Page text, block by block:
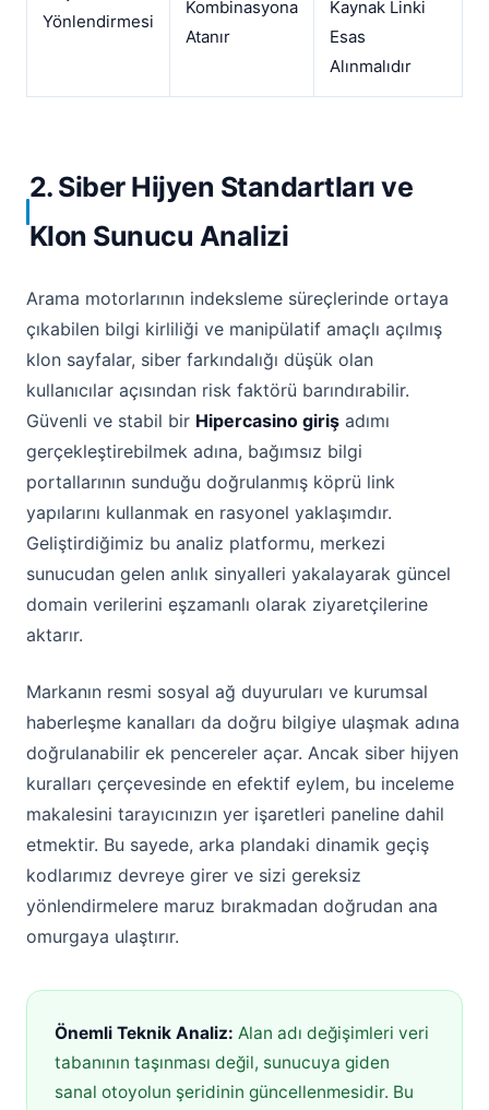
Yönlendirmesi
Kombinasyona
Atanır
Kaynak Linki
Esas
Alınmalıdır
2. Siber Hijyen Standartları ve
Klon Sunucu Analizi
Arama motorlarının indeksleme süreçlerinde ortaya
çıkabilen bilgi kirliliği ve manipülatif amaçlı açılmış
klon sayfalar, siber farkındalığı düşük olan
kullanıcılar açısından risk faktörü barındırabilir.
Güvenli ve stabil bir Hipercasino giriş adımı
gerçekleştirebilmek adına, bağımsız bilgi
portallarının sunduğu doğrulanmış köprü link
yapılarını kullanmak en rasyonel yaklaşımdır.
Geliştirdiğimiz bu analiz platformu, merkezi
sunucudan gelen anlık sinyalleri yakalayarak güncel
domain verilerini eşzamanlı olarak ziyaretçilerine
aktarır.
Markanın resmi sosyal ağ duyuruları ve kurumsal
haberleşme kanalları da doğru bilgiye ulaşmak adına
doğrulanabilir ek pencereler açar. Ancak siber hijyen
kuralları çerçevesinde en efektif eylem, bu inceleme
makalesini tarayıcınızın yer işaretleri paneline dahil
etmektir. Bu sayede, arka plandaki dinamik geçiş
kodlarımız devreye girer ve sizi gereksiz
yönlendirmelere maruz bırakmadan doğrudan ana
omurgaya ulaştırır.
Önemli Teknik Analiz: Alan adı değişimleri veri
tabanının taşınması değil, sunucuya giden
sanal otoyolun şeridinin güncellenmesidir. Bu